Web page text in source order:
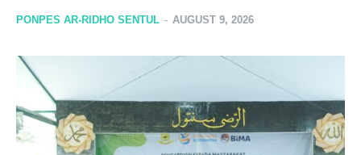
PONPES AR-RIDHO SENTUL - AUGUST 9, 2026